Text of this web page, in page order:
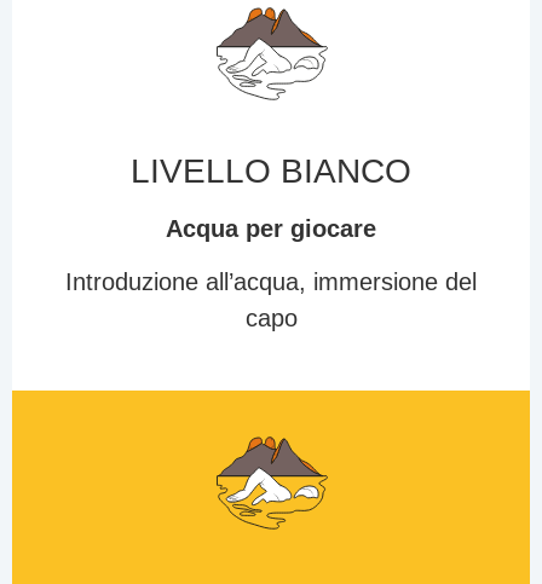
LIVELLO BIANCO
Acqua per giocare
Introduzione all’acqua, immersione del
capo